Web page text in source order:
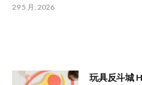
29 5 月, 2026
玩具反斗城